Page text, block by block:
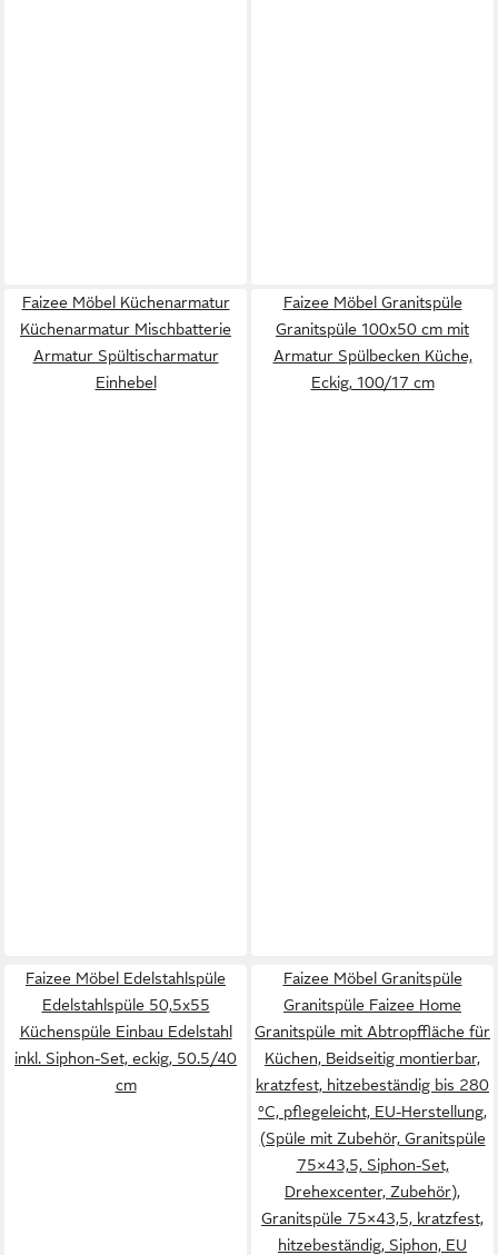
Faizee Möbel Küchenarmatur
Küchenarmatur Mischbatterie
Armatur Spültischarmatur
Einhebel
Faizee Möbel Granitspüle
Granitspüle 100x50 cm mit
Armatur Spülbecken Küche,
Eckig, 100/17 cm
Faizee Möbel Edelstahlspüle
Edelstahlspüle 50,5x55
Küchenspüle Einbau Edelstahl
inkl. Siphon-Set, eckig, 50.5/40
cm
Faizee Möbel Granitspüle
Granitspüle Faizee Home
Granitspüle mit Abtropffläche für
Küchen, Beidseitig montierbar,
kratzfest, hitzebeständig bis 280
°C, pflegeleicht, EU-Herstellung,
(Spüle mit Zubehör, Granitspüle
75×43,5, Siphon-Set,
Drehexcenter, Zubehör),
Granitspüle 75×43,5, kratzfest,
hitzebeständig, Siphon, EU